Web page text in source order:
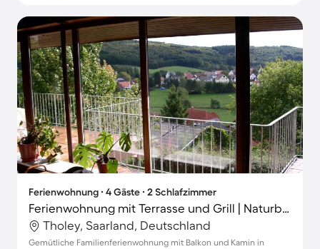
Ferienwohnung ∙ 4 Gäste ∙ 2 Schlafzimmer
Ferienwohnung mit Terrasse und Grill | Naturblick
Tholey, Saarland, Deutschland
Gemütliche Familienferienwohnung mit Balkon und Kamin in